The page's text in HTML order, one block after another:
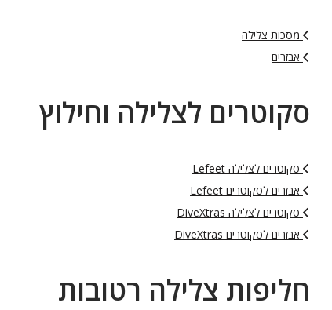
מסכות צלילה
אבזרים
סקוטרים לצלילה וחילוץ
סקוטרים לצלילה Lefeet
אבזרים לסקוטרים Lefeet
סקוטרים לצלילה DiveXtras
אבזרים לסקוטרים DiveXtras
חליפות צלילה רטובות